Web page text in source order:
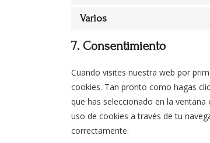
Varios
7. Consentimiento
Cuando visites nuestra web por
cookies. Tan pronto como hagas
que has seleccionado en la
uso de cookies a través de tu
correctamente.